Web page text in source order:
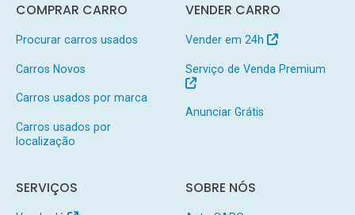
COMPRAR CARRO
Procurar carros usados
Carros Novos
Carros usados por marca
Carros usados por
localização
VENDER CARRO
Vender em 24h
Serviço de Venda Premium
Anunciar Grátis
SERVIÇOS SOBRE NÓS